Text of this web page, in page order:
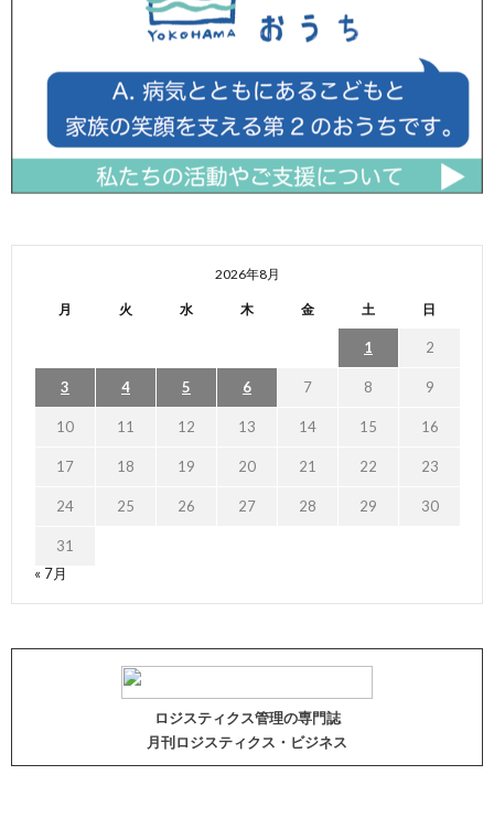
2026年8月
月 火 水 木 金 土 日
1 2
3 4 5 6 7 8 9
10 11 12 13 14 15 16
17 18 19 20 21 22 23
24 25 26 27 28 29 30
31
« 7月
ロジスティクス管理の専門誌
月刊ロジスティクス・ビジネス